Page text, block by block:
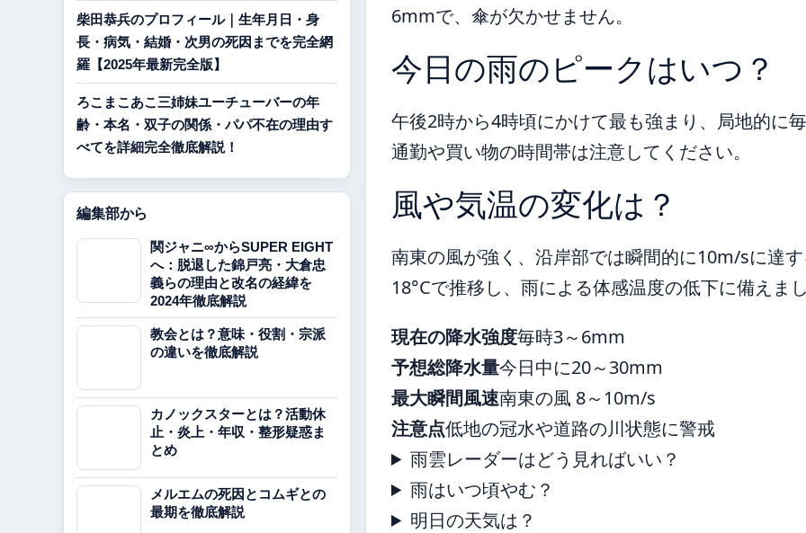
6mmで、傘が欠かせません。
今日の雨のピークはいつ？
午後2時から4時頃にかけて最も強まり、局地的に
通勤や買い物の時間帯は注意してください。
風や気温の変化は？
南東の風が強く、沿岸部では瞬間的に10m/sに達
18°Cで推移し、雨による体感温度の低下に備えまし
現在の降水強度毎時3～6mm
予想総降水量今日中に20～30mm
最大瞬間風速南東の風 8～10m/s
注意点低地の冠水や道路の川状態に警戒
雨雲レーダーはどう見ればいい？
雨はいつ頃やむ？
明日の天気は？
柴田恭兵のプロフィール｜生年月日・身
長・病気・結婚・次男の死因までを完全網
羅【2025年最新完全版】
ろこまこあこ三姉妹ユーチューバーの年
齢・本名・双子の関係・パパ不在の理由す
べてを詳細完全徹底解説！
編集部から
関ジャニ∞からSUPER EIGHT
へ：脱退した錦戸亮・大倉忠
義らの理由と改名の経緯を
2024年徹底解説
教会とは？意味・役割・宗派
の違いを徹底解説
カノックスターとは？活動休
止・炎上・年収・整形疑惑ま
とめ
メルエムの死因とコムギとの
最期を徹底解説